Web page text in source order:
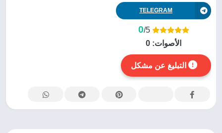
TELEGRAM
0/5
الأصوات: 0
التبليغ عن مشكل